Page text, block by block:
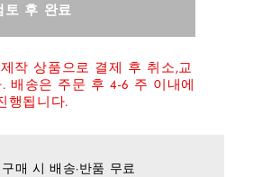
토 후 완료
작 상품으로 결제 후 취소,교
배송은 주문 후 4-6 주 이내에
행됩니다.
매 시 배송·반품 무료